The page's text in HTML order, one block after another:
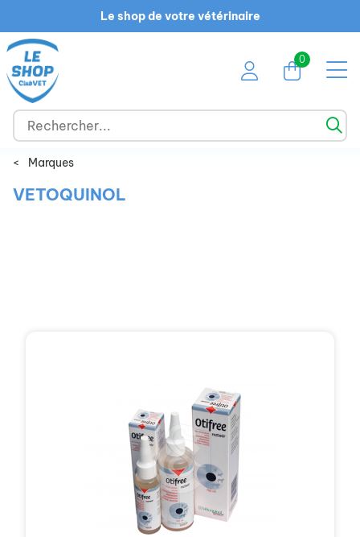
Le shop de votre vétérinaire
0
< Marques
VETOQUINOL